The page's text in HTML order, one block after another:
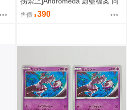
人誌id=3727344
售價 390